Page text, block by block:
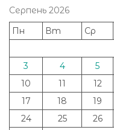
Серпень 2026
Пн
Вт Ср
3
4 5
10
11 12
17
18 19
24
25 26